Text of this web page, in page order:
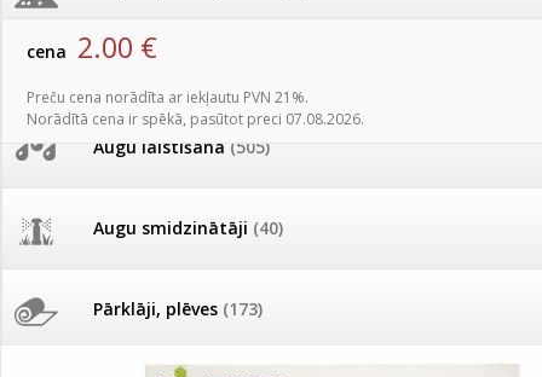
Podi un kasetes
Augu laistīšana (505)
Augu smidzinātāji (40)
Pārklāji, plēves (173)
Ūdens piemērotības noteikšana
smidzinājumu veikšanai
Pievienojies braucienam uz
Tomātu sēklu katalogs
cena 2.00 €
Preču cena norādīta ar iekļautu PVN 21%.
Norādītā cena ir spēkā, pasūtot preci 07.08.2026.